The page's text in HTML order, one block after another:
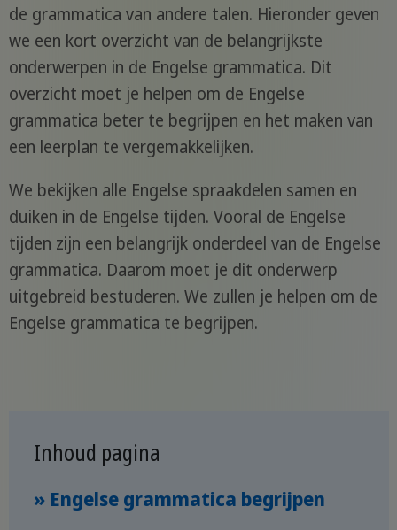
de grammatica van andere talen. Hieronder geven
we een kort overzicht van de belangrijkste
onderwerpen in de Engelse grammatica. Dit
overzicht moet je helpen om de Engelse
grammatica beter te begrijpen en het maken van
een leerplan te vergemakkelijken.
We bekijken alle Engelse spraakdelen samen en
duiken in de Engelse tijden. Vooral de Engelse
tijden zijn een belangrijk onderdeel van de Engelse
grammatica. Daarom moet je dit onderwerp
uitgebreid bestuderen. We zullen je helpen om de
Engelse grammatica te begrijpen.
Inhoud pagina
» Engelse grammatica begrijpen